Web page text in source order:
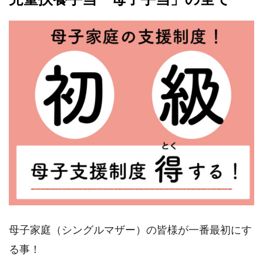
母子家庭（シングルマザー）の皆様が一番最初にす
る事！